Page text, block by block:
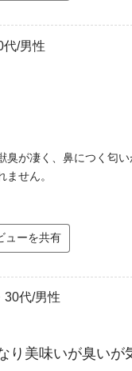
代/男性
臭が凄く、鼻につく匂
せん。
ューを共有
30代/男性
り美味いが臭い